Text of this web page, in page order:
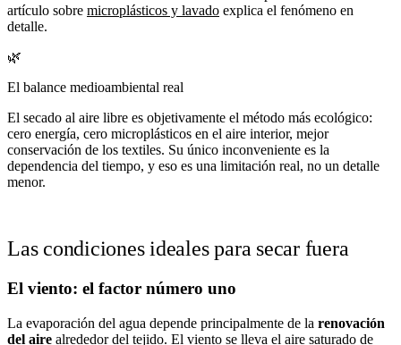
artículo sobre microplásticos y lavado explica el fenómeno en
detalle.
🌿
El balance medioambiental real
El secado al aire libre es objetivamente el método más ecológico:
cero energía, cero microplásticos en el aire interior, mejor
conservación de los textiles. Su único inconveniente es la
dependencia del tiempo, y eso es una limitación real, no un detalle
menor.
Las condiciones ideales para secar fuera
El viento: el factor número uno
La evaporación del agua depende principalmente de la renovación
del aire alrededor del tejido. El viento se lleva el aire saturado de